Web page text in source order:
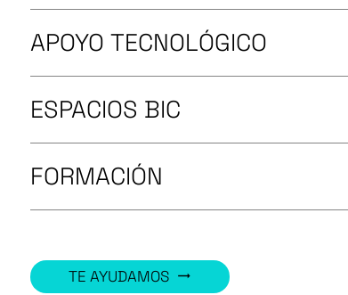
APOYO TECNOLÓGICO
ESPACIOS BIC
FORMACIÓN
TE AYUDAMOS trending_flat